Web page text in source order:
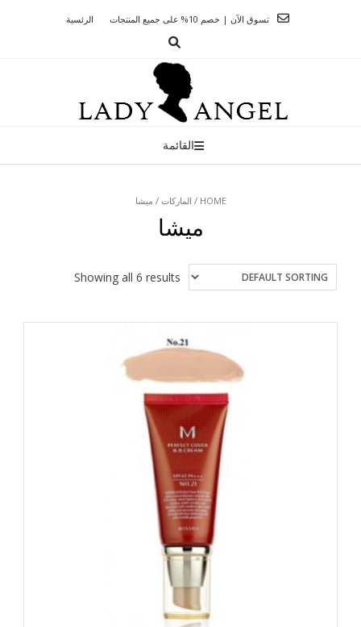
الرئسية تسوق الآن | خصم 10% على جميع المنتجات
القائمة
HOME
/ الماركات / ميشا
ميشا
Showing all 6 results